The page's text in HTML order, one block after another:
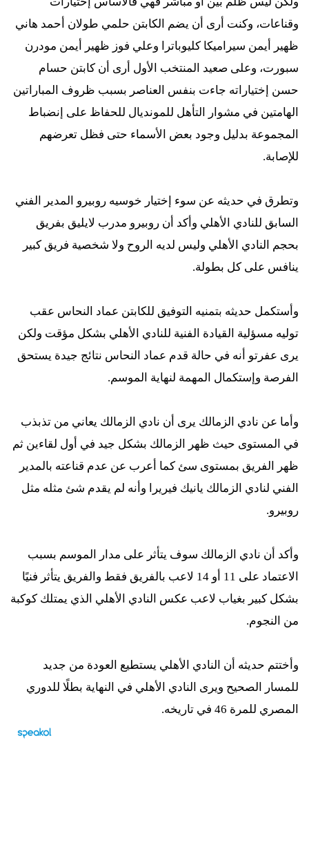
وقناعات، وكنت أرى أن يضم الكابتن حلمي طولان أحمد هاني
ظهير أيمن سيراميكا كليوباترا وعلي فوز ظهير أيمن مودرن
سبورت، وعلى صعيد المنتخب الأول أرى أن كابتن حسام
حسن إختياراته جاءت بنفس العناصر بسبب ظروف المباراتين
الهامتين في مشوار التأهل للمونديال للحفاظ على إنضباط
المجموعة بدليل وجود بعض الأسماء حتى فظل تعرضهم
للإصابة.
وتطرق في حديثه عن سوء إختيار خوسيه روبيرو المدير الفني
السابق للنادي الأهلي وأكد أن روبيرو مدرب لايليق بفريق
بحجم النادي الأهلي وليس لديه الروح ولا شخصية فريق كبير
ينافس على كل بطولة.
وأستكمل حديثه بتمنيه التوفيق للكابتن عماد النحاس عقب
توليه مسؤلية القيادة الفنية للنادي الأهلي بشكل مؤقت ولكن
يرى عفرتو أنه في حالة قدم عماد النحاس نتائج جيدة يستحق
الفرصة وإستكمال المهمة لنهاية الموسم.
وأما عن نادي الزمالك يرى أن نادي الزمالك يعاني من تذبذب
في المستوى حيث ظهر الزمالك بشكل جيد في أول لقاءين ثم
ظهر الفريق بمستوى سئ كما أعرب عن عدم قناعته بالمدير
الفني لنادي الزمالك يانيك فيريرا وأنه لم يقدم شئ مثله مثل
روبيرو.
وأكد أن نادي الزمالك سوف يتأثر على مدار الموسم بسبب
الاعتماد على 11 أو 14 لاعب بالفريق فقط والفريق يتأثر فنيًا
بشكل كبير بغياب لاعب عكس النادي الأهلي الذي يمتلك كوكبة
من النجوم.
وأختتم حديثه أن النادي الأهلي يستطيع العودة من جديد
للمسار الصحيح ويرى النادي الأهلي في النهاية بطلًا للدوري
المصري للمرة 46 في تاريخه.